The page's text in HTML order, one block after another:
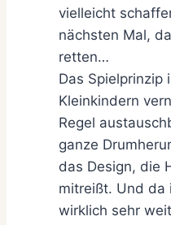
vielleicht
nächsten Mal,
retten…
Das Spielprinzip
Kleinkindern
Regel
ganze
das Design, die
mitreißt. Und da
wirklich sehr